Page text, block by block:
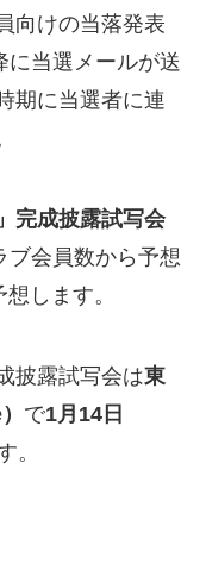
向けの当落発表
に当選メールが送
期に当選者に連
完成披露試写会
ブ会員数から予想
します。
披露試写会は東
で1月14日
。